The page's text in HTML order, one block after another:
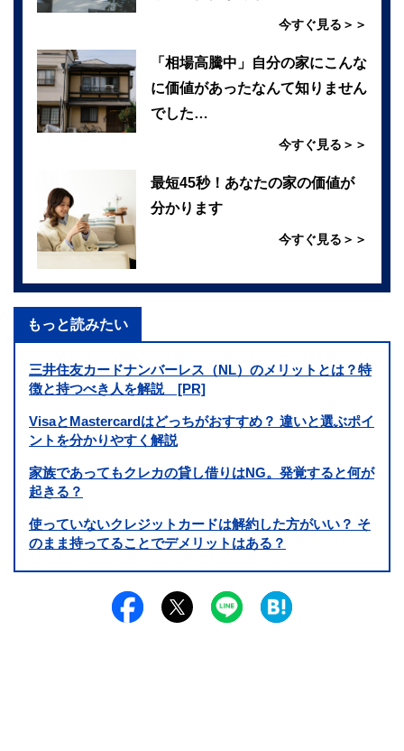
今すぐ見る＞＞
「相場高騰中」自分の家にこんな
に価値があったなんて知りません
でした…
今すぐ見る＞＞
最短45秒！あなたの家の価値が
分かります
今すぐ見る＞＞
もっと読みたい
三井住友カードナンバーレス（NL）のメリットとは？特
徴と持つべき人を解説 [PR]
VisaとMastercardはどっちがおすすめ？ 違いと選ぶポイ
ントを分かりやすく解説
家族であってもクレカの貸し借りはNG。発覚すると何が
起きる？
使っていないクレジットカードは解約した方がいい？ そ
のまま持ってることでデメリットはある？